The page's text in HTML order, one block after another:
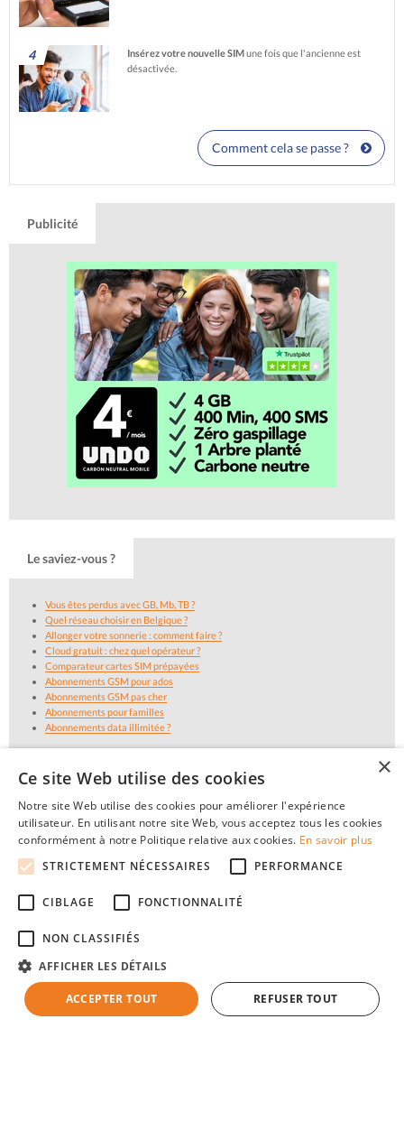
4 Insérez votre nouvelle SIMune fois que l'ancienne est
désactivée.
Comment cela se passe ?
Publicité
Le saviez-vous ?
Vous êtes perdus avec GB, Mb, TB ?
Quel réseau choisir en Belgique ?
Allonger votre sonnerie : comment faire ?
Cloud gratuit : chez quel opérateur ?
Comparateur cartes SIM prépayées
Abonnements GSM pour ados
Abonnements GSM pas cher
Abonnements pour familles
Abonnements data illimitée ?
© 2026 Mon-Abonnement-Gsm.be : Trouver l'abonnement GSM ou smartphone le plus
×
Ce site Web utilise des cookies
Notre site Web utilise des cookies pour améliorer l'expérience
utilisateur. En utilisant notre site Web, vous acceptez tous les cookies
conformément à notre Politique relative aux cookies. En savoir plus
STRICTEMENT NÉCESSAIRES
PERFORMANCE
CIBLAGE FONCTIONNALITÉ
NON CLASSIFIÉS
AFFICHER LES DÉTAILS
ACCEPTER TOUT REFUSER TOUT